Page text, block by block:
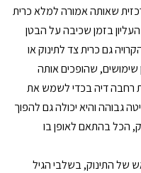
שאותה אמורה למלא כרית
בזמן שכיבה על הבטן
גם כרית צד לתינוק או
שימושים, שהופכים אותה
רחבה דיה בכדי לשמש את
גבוהה והיא יכולה גם להפוך
הכל בהתאם לאופן בו
של התינוק, בשלבי הגיל